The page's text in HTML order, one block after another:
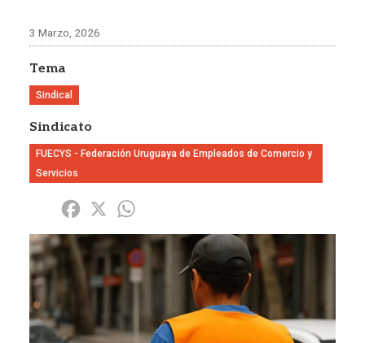
3 Marzo, 2026
Tema
Sindical
Sindicato
FUECYS - Federación Uruguaya de Empleados de Comercio y
Servicios
Share Facebook
X
Imagen